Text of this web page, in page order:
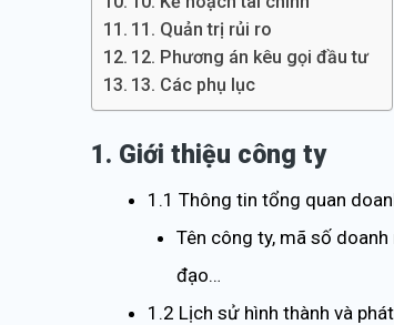
11. Quản trị rủi ro
12. Phương án kêu gọi đầu tư
13. Các phụ lục
1. Giới thiệu công ty
1.1 Thông tin tổng quan
Tên công ty, mã số
đạo…
1.2 Lịch sử hình thành và